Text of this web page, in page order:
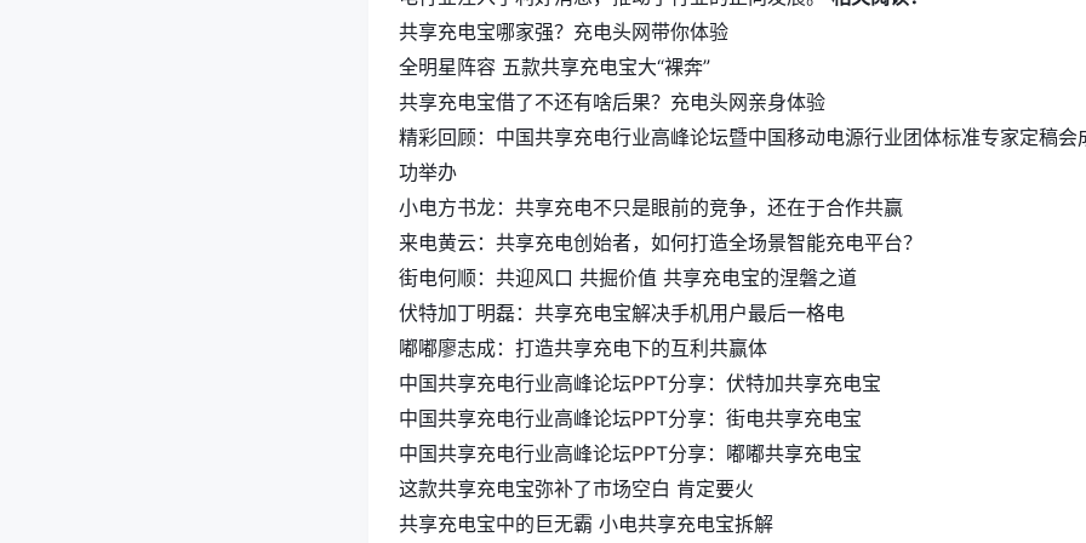
共享充电宝哪家强？充电头网带你体验
全明星阵容 五款共享充电宝大“裸奔”
共享充电宝借了不还有啥后果？充电头网亲身体验
精彩回顾：中国共享充电行业高峰论坛暨中国移动电源行业团体标准专家定稿会
功举办
小电方书龙：共享充电不只是眼前的竞争，还在于合作共赢
来电黄云：共享充电创始者，如何打造全场景智能充电平台？
街电何顺：共迎风口 共掘价值 共享充电宝的涅磐之道
伏特加丁明磊：共享充电宝解决手机用户最后一格电
嘟嘟廖志成：打造共享充电下的互利共赢体
中国共享充电行业高峰论坛PPT分享：伏特加共享充电宝
中国共享充电行业高峰论坛PPT分享：街电共享充电宝
中国共享充电行业高峰论坛PPT分享：嘟嘟共享充电宝
这款共享充电宝弥补了市场空白 肯定要火
共享充电宝中的巨无霸 小电共享充电宝拆解